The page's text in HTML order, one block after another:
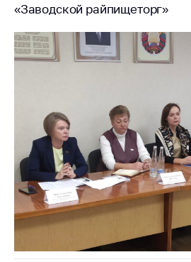
«Заводской райпищеторг»